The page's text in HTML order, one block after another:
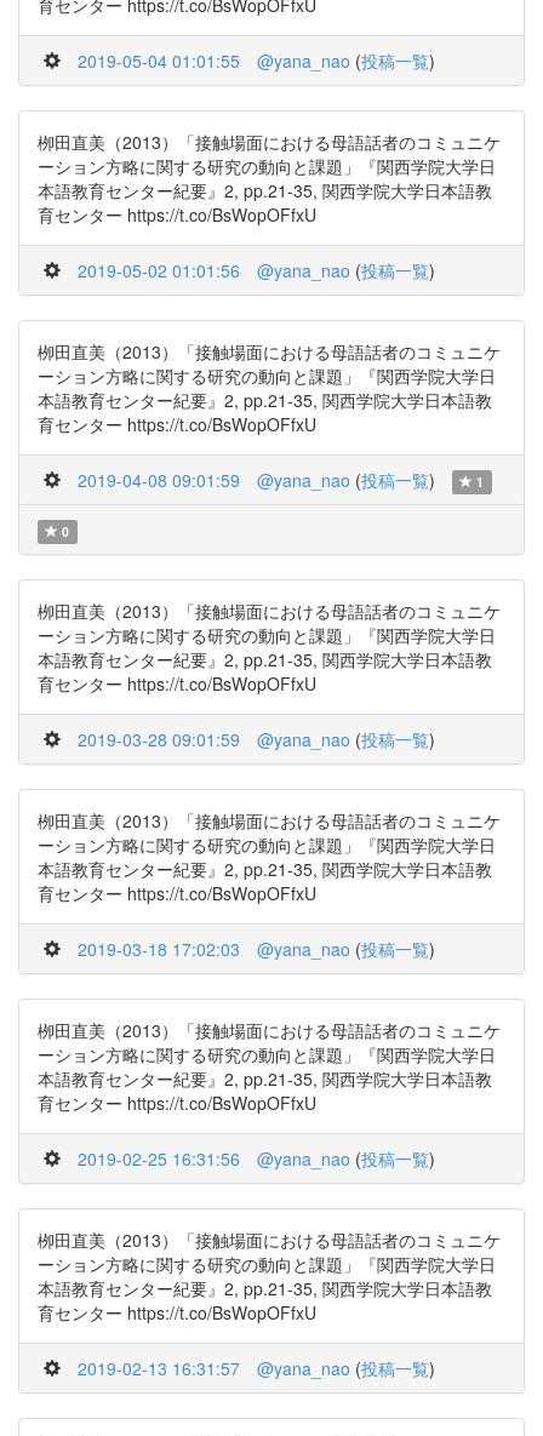
育センター https://t.co/BsWopOFfxU
2019-05-04 01:01:55 @yana_nao (投稿一覧)
栁田直美（2013）「接触場面における母語話者のコミュニケ
ーション方略に関する研究の動向と課題」『関西学院大学日
本語教育センター紀要』2, pp.21-35, 関西学院大学日本語教
育センター https://t.co/BsWopOFfxU
2019-05-02 01:01:56 @yana_nao (投稿一覧)
栁田直美（2013）「接触場面における母語話者のコミュニケ
ーション方略に関する研究の動向と課題」『関西学院大学日
本語教育センター紀要』2, pp.21-35, 関西学院大学日本語教
育センター https://t.co/BsWopOFfxU
2019-04-08 09:01:59 @yana_nao (投稿一覧) 1
0
栁田直美（2013）「接触場面における母語話者のコミュニケ
ーション方略に関する研究の動向と課題」『関西学院大学日
本語教育センター紀要』2, pp.21-35, 関西学院大学日本語教
育センター https://t.co/BsWopOFfxU
2019-03-28 09:01:59 @yana_nao (投稿一覧)
栁田直美（2013）「接触場面における母語話者のコミュニケ
ーション方略に関する研究の動向と課題」『関西学院大学日
本語教育センター紀要』2, pp.21-35, 関西学院大学日本語教
育センター https://t.co/BsWopOFfxU
2019-03-18 17:02:03 @yana_nao (投稿一覧)
栁田直美（2013）「接触場面における母語話者のコミュニケ
ーション方略に関する研究の動向と課題」『関西学院大学日
本語教育センター紀要』2, pp.21-35, 関西学院大学日本語教
育センター https://t.co/BsWopOFfxU
2019-02-25 16:31:56 @yana_nao (投稿一覧)
栁田直美（2013）「接触場面における母語話者のコミュニケ
ーション方略に関する研究の動向と課題」『関西学院大学日
本語教育センター紀要』2, pp.21-35, 関西学院大学日本語教
育センター https://t.co/BsWopOFfxU
2019-02-13 16:31:57 @yana_nao (投稿一覧)